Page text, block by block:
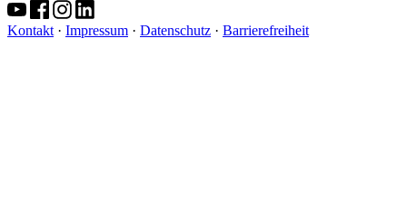
Kontakt · Impressum · Datenschutz · Barrierefreiheit